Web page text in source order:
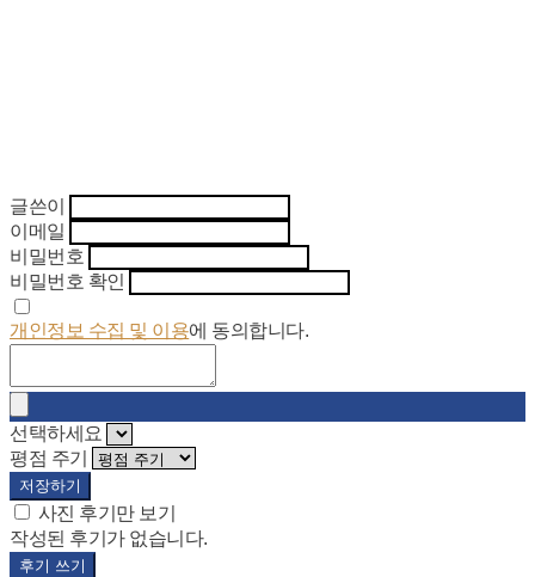
글쓴이
이메일
비밀번호
비밀번호 확인
개인정보 수집 및 이용에 동의합니다.
선택하세요
평점 주기
저장하기
사진 후기만 보기
작성된 후기가 없습니다.
후기 쓰기